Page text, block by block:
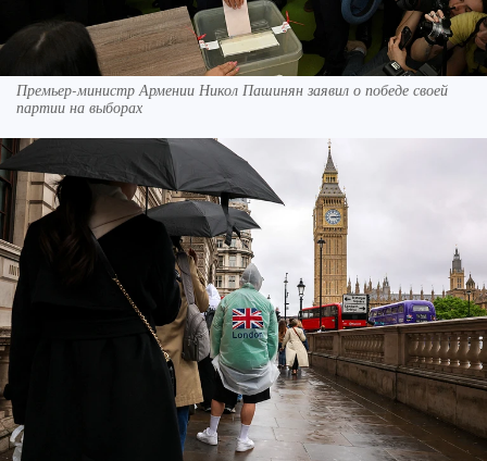
Премьер-министр Армении Никол Пашинян заявил о победе своей
партии на выборах